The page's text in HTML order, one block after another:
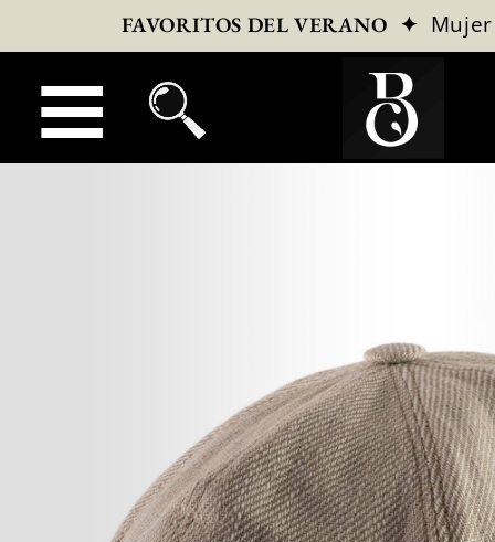
FAVORITOS DEL VERANO ✦ Mujer